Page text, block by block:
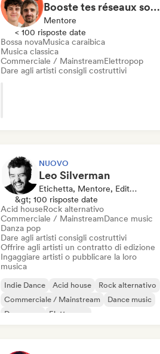
Booste tes réseaux sociaux en 1h de Coaching
Mentore
< 100 risposte date
Bossa novaMusica caraibica
Musica classica
Commerciale / MainstreamElettropop
Dare agli artisti consigli costruttivi
NUOVO
Leo Silverman
Etichetta, Mentore, Editore
&gt; 100 risposte date
Acid houseRock alternativo
Commerciale / MainstreamDance music
Danza pop
Dare agli artisti consigli costruttivi
Offrire agli artisti un contratto di edizione
Ingaggiare artisti o pubblicare la loro
musica
Indie Dance Acid house
Rock alternativo
Commerciale / Mainstream
Dance music
Danza pop
Elettropop